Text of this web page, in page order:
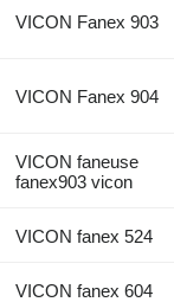
VICON Fanex 903
VICON Fanex 904
VICON faneuse
fanex903 vicon
VICON fanex 524
VICON fanex 604